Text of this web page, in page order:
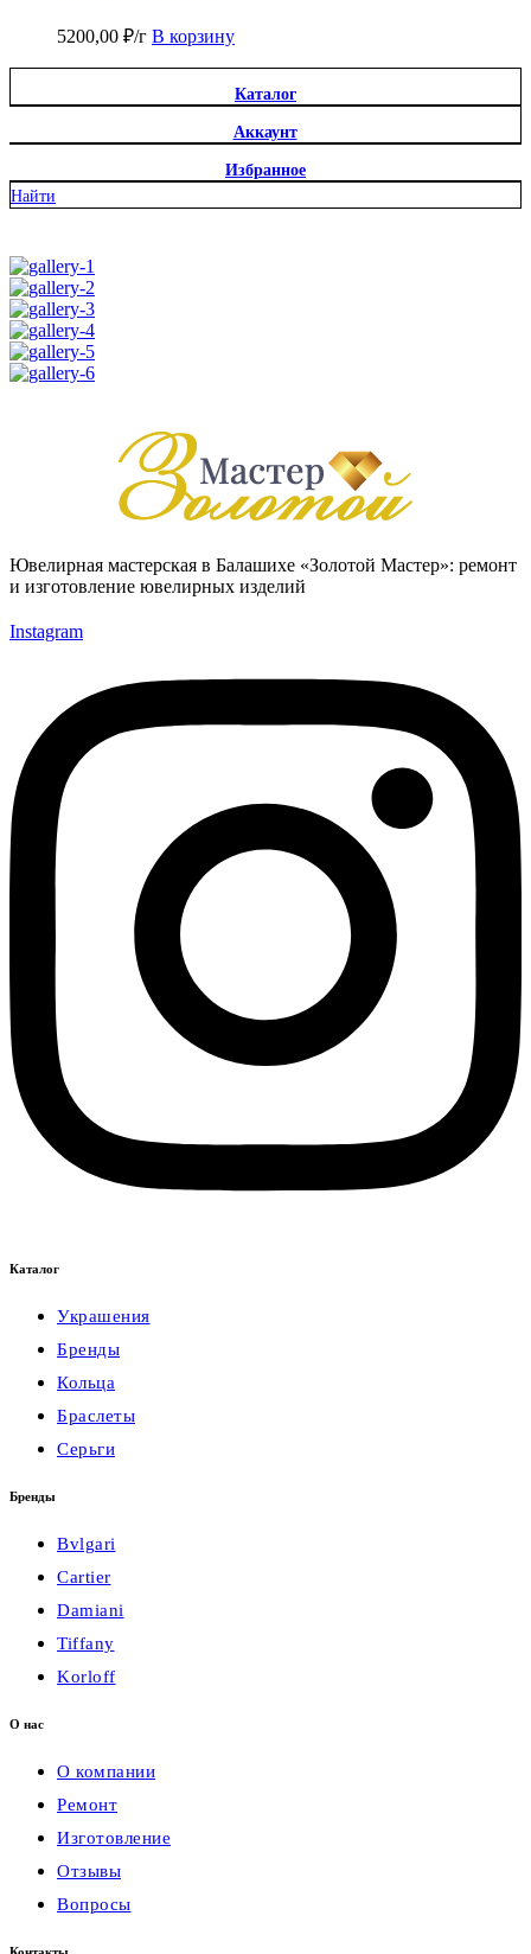
5200,00 ₽/г В корзину
Каталог
Аккаунт
Избранное
Найти
Ювелирная мастерская в Балашихе «Золотой Мастер»: ремонт
и изготовление ювелирных изделий
Instagram
Каталог
Украшения
Бренды
Кольца
Браслеты
Серьги
Бренды
Bvlgari
Cartier
Damiani
Tiffany
Korloff
О нас
О компании
Ремонт
Изготовление
Отзывы
Вопросы